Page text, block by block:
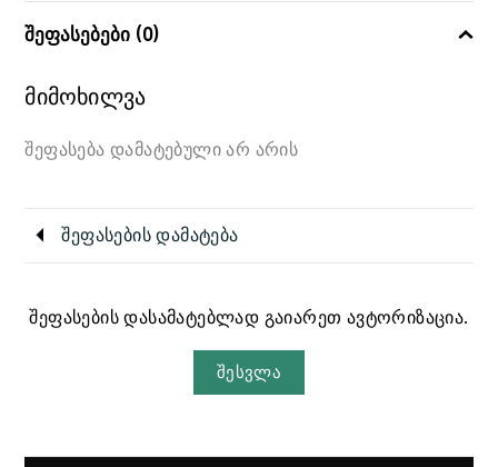
შეფასებები (0)
მიმოხილვა
შეფასება დამატებული არ არის
შეფასების დამატება
შეფასების დასამატებლად გაიარეთ ავტორიზაცია.
შესვლა